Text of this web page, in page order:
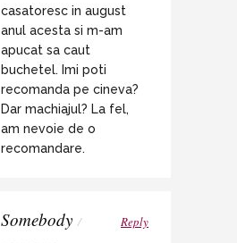
casatoresc in august
anul acesta si m-am
apucat sa caut
buchetel. Imi poti
recomanda pe cineva?
Dar machiajul? La fel,
am nevoie de o
recomandare.
Somebody /
Reply